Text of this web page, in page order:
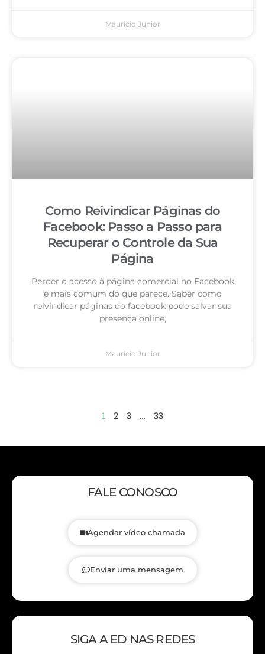
Mauricio Junior
Como Reivindicar Páginas do
Facebook: Passo a Passo para
Recuperar o Controle da Sua
Página
Perder o acesso à página comercial no Facebook
é mais comum do que parece. Saber como
reivindicar páginas do facebook pode salvar sua
presença online,
Mauricio Junior
1 2 3 … 33
FALE CONOSCO
Agendar vídeo chamada
Enviar uma mensagem
SIGA A ED NAS REDES